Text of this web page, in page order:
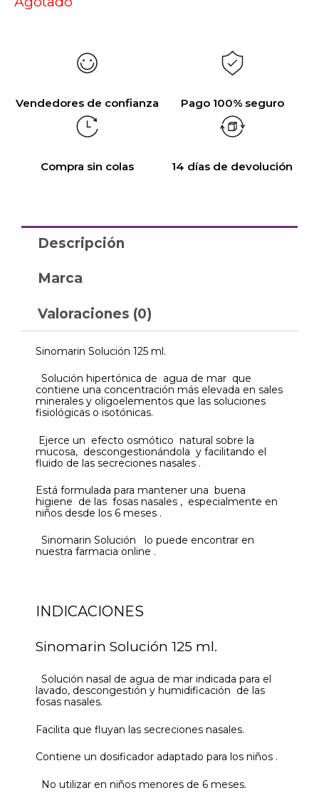
Vendedores de confianza Pago 100% seguro
Compra sin colas 14 días de devolución
Descripción
Marca
Valoraciones (0)
Sinomarin Solución 125 ml.
Solución hipertónica de agua de mar que
contiene una concentración más elevada en sales
minerales y oligoelementos que las soluciones
fisiológicas o isotónicas.
Ejerce un efecto osmótico natural sobre la
mucosa, descongestionándola y facilitando el
fluido de las secreciones nasales .
Está formulada para mantener una buena
higiene de las fosas nasales , especialmente en
niños desde los 6 meses .
Sinomarin Solución lo puede encontrar en
nuestra farmacia online .
INDICACIONES
Sinomarin Solución 125 ml.
Solución nasal de agua de mar indicada para el
lavado, descongestión y humidificación de las
fosas nasales.
Facilita que fluyan las secreciones nasales.
Contiene un dosificador adaptado para los niños .
No utilizar en niños menores de 6 meses.